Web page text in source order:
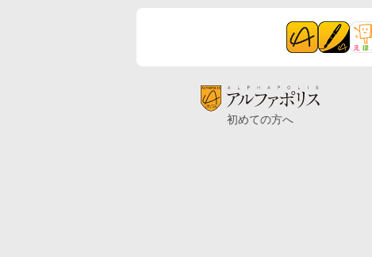
初めての方へ